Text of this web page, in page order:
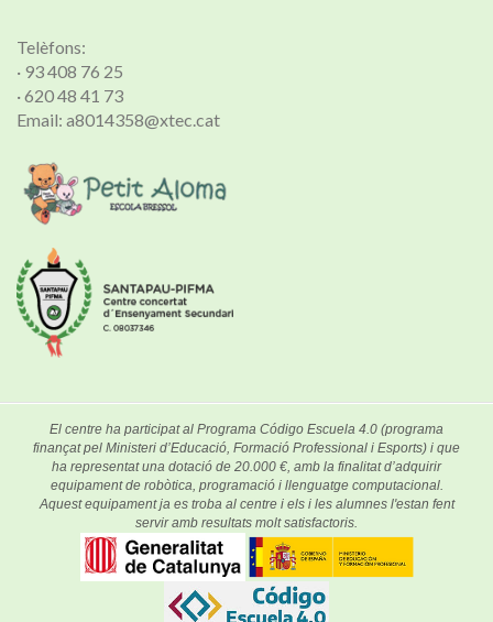
Telèfons:
· 93 408 76 25
· 620 48 41 73
Email: a8014358@xtec.cat
El centre ha participat al Programa Código Escuela 4.0 (programa
finançat pel Ministeri d’Educació, Formació Professional i Esports) i que
ha representat una dotació de 20.000 €, amb la finalitat d’adquirir
equipament de robòtica, programació i llenguatge computacional.
Aquest equipament ja es troba al centre i els i les alumnes l'estan fent
servir amb resultats molt satisfactoris.